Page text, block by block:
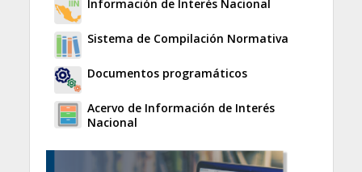
Información de Interés Nacional
Sistema de Compilación Normativa
Documentos programáticos
Acervo de Información de Interés
Nacional